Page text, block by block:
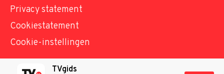
Privacy statement
Cookiestatement
Cookie-instellingen
TVgids